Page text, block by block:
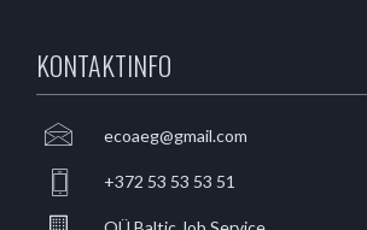
KONTAKTINFO
ecoaeg@gmail.com
+372 53 53 53 51